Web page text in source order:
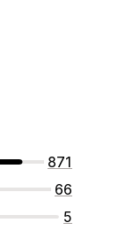
871
66
5